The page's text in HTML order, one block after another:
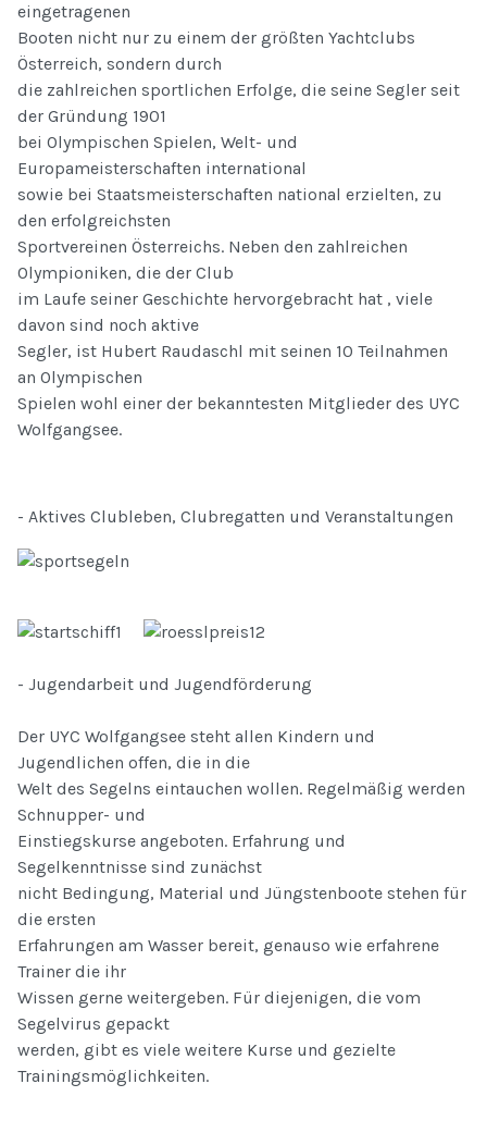
eingetragenen
Booten nicht nur zu einem der größten Yachtclubs
Österreich, sondern durch
die zahlreichen sportlichen Erfolge, die seine Segler seit
der Gründung 1901
bei Olympischen Spielen, Welt- und
Europameisterschaften international
sowie bei Staatsmeisterschaften national erzielten, zu
den erfolgreichsten
Sportvereinen Österreichs. Neben den zahlreichen
Olympioniken, die der Club
im Laufe seiner Geschichte hervorgebracht hat , viele
davon sind noch aktive
Segler, ist Hubert Raudaschl mit seinen 10 Teilnahmen
an Olympischen
Spielen wohl einer der bekanntesten Mitglieder des UYC
Wolfgangsee.
- Aktives Clubleben, Clubregatten und Veranstaltungen
- Jugendarbeit und Jugendförderung
Der UYC Wolfgangsee steht allen Kindern und
Jugendlichen offen, die in die
Welt des Segelns eintauchen wollen. Regelmäßig werden
Schnupper- und
Einstiegskurse angeboten. Erfahrung und
Segelkenntnisse sind zunächst
nicht Bedingung, Material und Jüngstenboote stehen für
die ersten
Erfahrungen am Wasser bereit, genauso wie erfahrene
Trainer die ihr
Wissen gerne weitergeben. Für diejenigen, die vom
Segelvirus gepackt
werden, gibt es viele weitere Kurse und gezielte
Trainingsmöglichkeiten.